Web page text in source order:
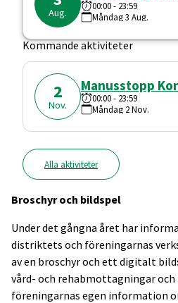
Aug.
00:00- 23:59
Måndag3 Aug.
Kommande aktiviteter
2
Nov.
Manusstopp
00:00- 23:59
Måndag 2Nov.
Alla aktiviteter
Broschyr och bildspel
Under det gångna året har
distriktets och föreningarnas
av en broschyr och ett digitalt
vård- och rehabmottagningar och
föreningarnas egen information